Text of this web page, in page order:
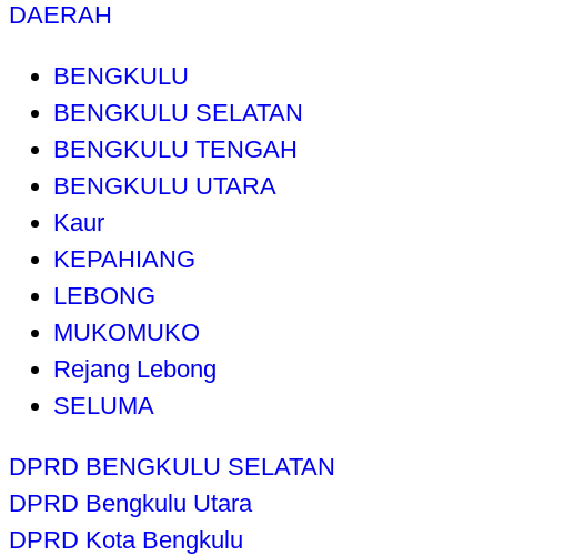
DAERAH
BENGKULU
BENGKULU SELATAN
BENGKULU TENGAH
BENGKULU UTARA
Kaur
KEPAHIANG
LEBONG
MUKOMUKO
Rejang Lebong
SELUMA
DPRD BENGKULU SELATAN
DPRD Bengkulu Utara
DPRD Kota Bengkulu